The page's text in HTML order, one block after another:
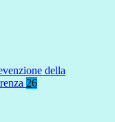
della
26